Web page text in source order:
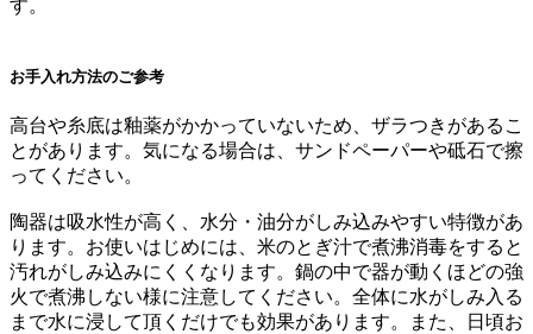
す。
お手入れ方法のご参考
高台や糸底は釉薬がかかっていないため、ザラつきがあるこ
とがあります。気になる場合は、サンドペーパーや砥石で擦
ってください。
陶器は吸水性が高く、水分・油分がしみ込みやすい特徴があ
ります。お使いはじめには、米のとぎ汁で煮沸消毒をすると
汚れがしみ込みにくくなります。鍋の中で器が動くほどの強
火で煮沸しない様に注意してください。全体に水がしみ入る
まで水に浸して頂くだけでも効果があります。また、日頃お